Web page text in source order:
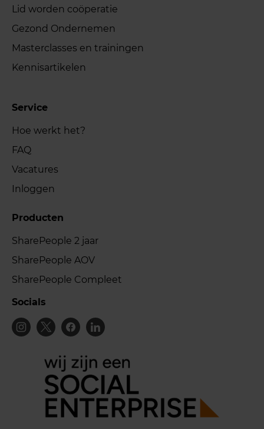
Lid worden coöperatie
Gezond Ondernemen
Masterclasses en trainingen
Kennisartikelen
Service
Hoe werkt het?
FAQ
Vacatures
Inloggen
Producten
SharePeople 2 jaar
SharePeople AOV
SharePeople Compleet
Socials